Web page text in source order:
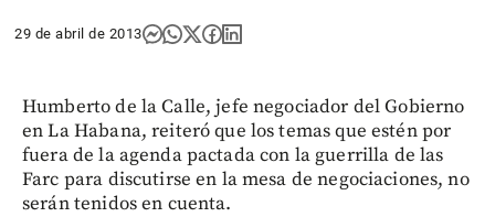
29 de abril de 2013
Humberto de la Calle, jefe negociador del Gobierno
en La Habana, reiteró que los temas que estén por
fuera de la agenda pactada con la guerrilla de las
Farc para discutirse en la mesa de negociaciones, no
serán tenidos en cuenta.